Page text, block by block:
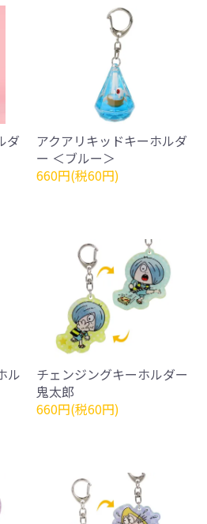
ダ
アクアリキッドキーホルダ
ー ＜ブルー＞
660円(税60円)
ル
チェンジングキーホルダー
鬼太郎
660円(税60円)